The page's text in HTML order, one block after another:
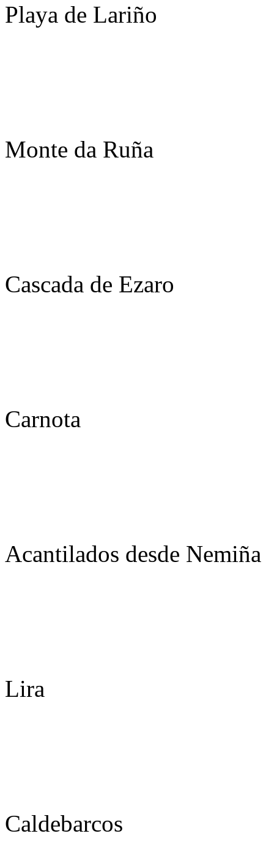
Playa de Lariño
Monte da Ruña
Cascada de Ezaro
Carnota
Acantilados desde Nemiña
Lira
Caldebarcos